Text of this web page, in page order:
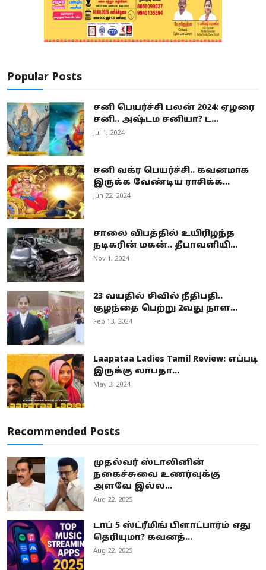
Popular Posts
சனி பெயர்ச்சி பலன் 2024: ஏழரை
சனி.. அஷ்டம சனியா? ட...
Jul 1, 2024
சனி வக்ர பெயர்ச்சி.. கவனமாக
இருக்க வேண்டிய ராசிக்க...
Jun 22, 2024
சாலை விபத்தில் உயிரிழந்த
நடிகரின் மகன்.. தீபாவளியி...
Nov 1, 2024
23 வயதில் சிவில் நீதிபதி..
குழந்தை பெற்று 2வது நாள...
Feb 13, 2024
Laapataa Ladies Tamil Review: எப்படி
இருக்கு லாபதா...
May 3, 2024
Recommended Posts
முதல்வர் ஸ்டாலினின்
நகைச்சுவை உணர்வுக்கு
அளவே இல்ல...
Aug 22, 2025
டாப் 5 ஸ்ட்ரீமிங் பிளாட்பார்ம் எது
தெரியுமா? கவனத்...
Aug 22, 2025